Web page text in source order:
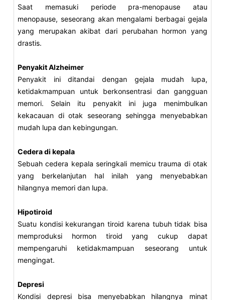
Saat memasuki periode pra-menopause atau
menopause, seseorang akan mengalami berbagai gejala
yang merupakan akibat dari perubahan hormon yang
drastis.
Penyakit Alzheimer
Penyakit ini ditandai dengan gejala mudah lupa,
ketidakmampuan untuk berkonsentrasi dan gangguan
memori. Selain itu penyakit ini juga menimbulkan
kekacauan di otak seseorang sehingga menyebabkan
mudah lupa dan kebingungan.
Cedera di kepala
Sebuah cedera kepala seringkali memicu trauma di otak
yang berkelanjutan hal inilah yang menyebabkan
hilangnya memori dan lupa.
Hipotiroid
Suatu kondisi kekurangan tiroid karena tubuh tidak bisa
memproduksi hormon tiroid yang cukup dapat
mempengaruhi ketidakmampuan seseorang untuk
mengingat.
Depresi
Kondisi depresi bisa menyebabkan hilangnya minat